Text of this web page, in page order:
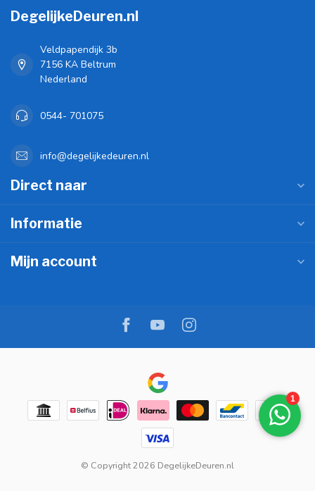
DegelijkeDeuren.nl
Veldpapendijk 3b
7156 KA Beltrum
Nederland
0544- 701075
info@degelijkedeuren.nl
Direct naar
Informatie
Mijn account
© Copyright 2026 DegelijkeDeuren.nl